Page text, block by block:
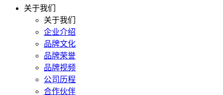
关于我们
关于我们
企业介绍
品牌文化
品牌荣誉
品牌视频
公司历程
合作伙伴